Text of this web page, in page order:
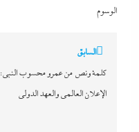
الوسوم
تصفّح
المقالات
السابق
كلمة ونص من عمرو محسوب النبي:
الإعلان العالمي والعهد الدولي